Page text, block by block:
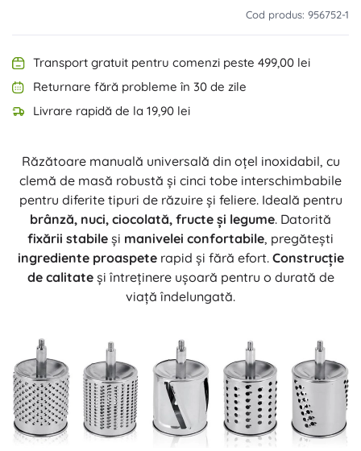
Cod produs: 956752-1
Transport gratuit pentru comenzi peste 499,00 lei
Returnare fără probleme în 30 de zile
Livrare rapidă de la 19,90 lei
Răzătoare manuală universală din oțel inoxidabil, cu
clemă de masă robustă și cinci tobe interschimbabile
pentru diferite tipuri de răzuire și feliere. Ideală pentru
brânză, nuci, ciocolată, fructe și legume. Datorită
fixării stabile și manivelei confortabile, pregătești
ingrediente proaspeterapid și fără efort. Construcție
de calitateși întreținere ușoară pentru o durată de
viață îndelungată.